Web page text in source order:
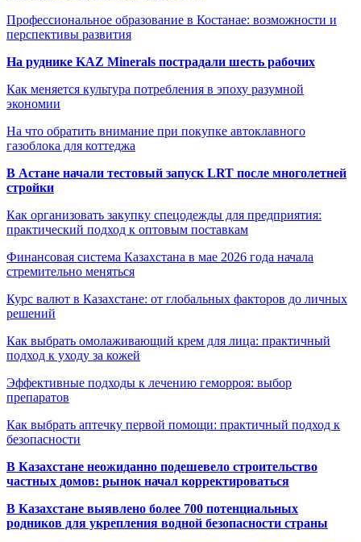
Профессиональное образование в Костанае: возможности и
перспективы развития
На руднике KAZ Minerals пострадали шесть рабочих
Как меняется культура потребления в эпоху разумной
экономии
На что обратить внимание при покупке автоклавного
газоблока для коттеджа
В Астане начали тестовый запуск LRT после многолетней
стройки
Как организовать закупку спецодежды для предприятия:
практический подход к оптовым поставкам
Финансовая система Казахстана в мае 2026 года начала
стремительно меняться
Курс валют в Казахстане: от глобальных факторов до личных
решений
Как выбрать омолаживающий крем для лица: практичный
подход к уходу за кожей
Эффективные подходы к лечению геморроя: выбор
препаратов
Как выбрать аптечку первой помощи: практичный подход к
безопасности
В Казахстане неожиданно подешевело строительство
частных домов: рынок начал корректироваться
В Казахстане выявлено более 700 потенциальных
родников для укрепления водной безопасности страны